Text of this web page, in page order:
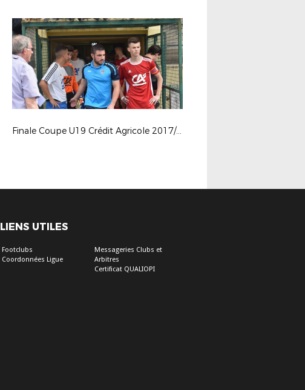
Finale Coupe U19 Crédit Agricole 2017/2018
LIENS UTILES
Footclubs
Coordonnées Ligue
Messageries Clubs et
Arbitres
Certificat QUALIOPI